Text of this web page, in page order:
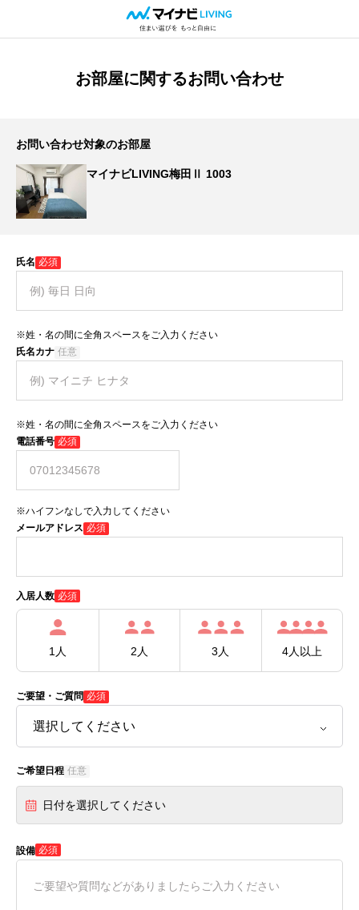
お部屋に関するお問い合わせ
お問い合わせ対象のお部屋
マイナビLIVING梅田Ⅱ 1003
氏名 必須
※姓・名の間に全角スペースをご入力ください
氏名カナ 任意
※姓・名の間に全角スペースをご入力ください
電話番号 必須
※ハイフンなしで入力してください
メールアドレス 必須
入居人数 必須
1人 2人 3人 4人以上
ご要望・ご質問 必須
ご希望日程 任意
日付を選択してください
設備 必須